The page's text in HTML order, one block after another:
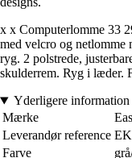
x x Computerlomme 33
med velcro og netlomme
ryg. 2 polstrede,
skulderrem. Ryg i læder.
Yderligere information
Mærke
Leverandør reference
Farve